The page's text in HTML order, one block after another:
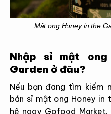
Mật ong Honey in the
Nhập sỉ mật
Garden ở đâu?
Nếu bạn đang tìm kiếm
bán sỉ mật ong Honey in
hệ ngay Gofood